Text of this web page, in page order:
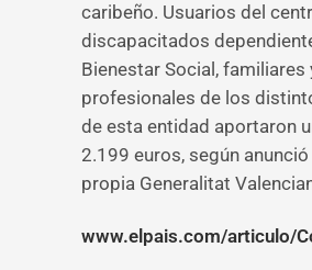
caribeño. Usuarios del
discapacitados
Bienestar Social, familiares
profesionales de los
de esta entidad aportaron
2.199 euros, según
propia Generalitat
www.elpais.com/articulo/